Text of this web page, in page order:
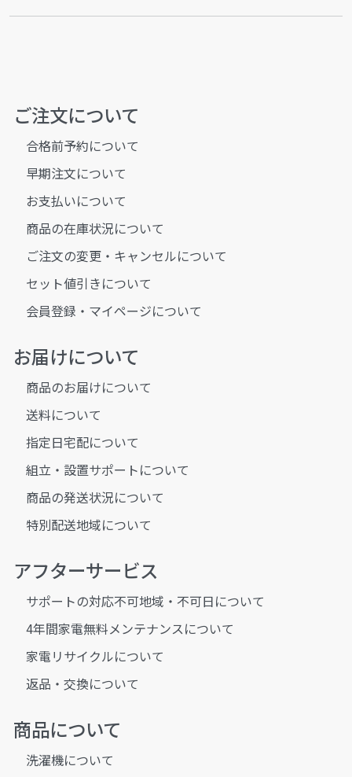
ご注文について
合格前予約について
早期注文について
お支払いについて
商品の在庫状況について
ご注文の変更・キャンセルについて
セット値引きについて
会員登録・マイページについて
お届けについて
商品のお届けについて
送料について
指定日宅配について
組立・設置サポートについて
商品の発送状況について
特別配送地域について
アフターサービス
サポートの対応不可地域・不可日について
4年間家電無料メンテナンスについて
家電リサイクルについて
返品・交換について
商品について
洗濯機について